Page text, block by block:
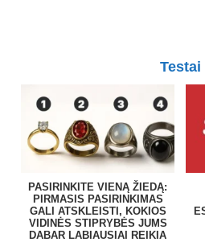
Testai
PASIRINKITE VIENĄ ŽIEDĄ:
PIRMASIS PASIRINKIMAS
GALI ATSKLEISTI, KOKIOS
VIDINĖS STIPRYBĖS JUMS
DABAR LABIAUSIAI REIKIA